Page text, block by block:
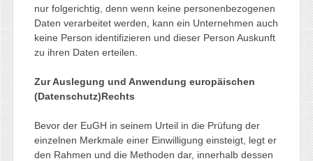
nur folgerichtig, denn wenn keine personenbezogenen
Daten verarbeitet werden, kann ein Unternehmen auch
keine Person identifizieren und dieser Person Auskunft
zu ihren Daten erteilen.
Zur Auslegung und Anwendung europäischen
(Datenschutz)Rechts
Bevor der EuGH in seinem Urteil in die Prüfung der
einzelnen Merkmale einer Einwilligung einsteigt, legt er
den Rahmen und die Methoden dar, innerhalb dessen